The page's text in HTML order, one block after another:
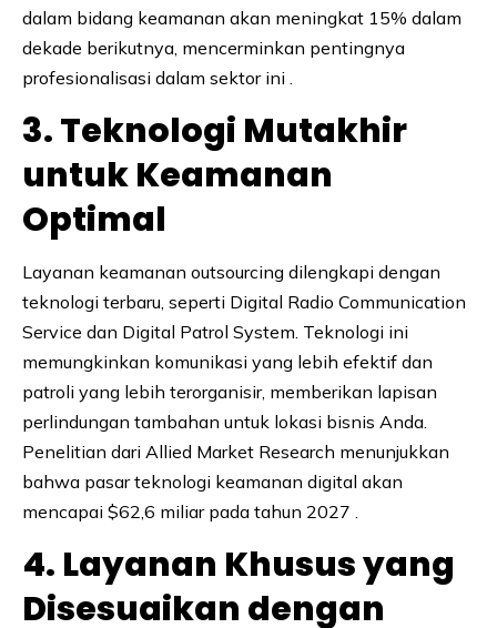
dalam bidang keamanan akan meningkat 15% dalam
dekade berikutnya, mencerminkan pentingnya
profesionalisasi dalam sektor ini .
3. Teknologi Mutakhir
untuk Keamanan
Optimal
Layanan keamanan outsourcing dilengkapi dengan
teknologi terbaru, seperti Digital Radio Communication
Service dan Digital Patrol System. Teknologi ini
memungkinkan komunikasi yang lebih efektif dan
patroli yang lebih terorganisir, memberikan lapisan
perlindungan tambahan untuk lokasi bisnis Anda.
Penelitian dari Allied Market Research menunjukkan
bahwa pasar teknologi keamanan digital akan
mencapai $62,6 miliar pada tahun 2027 .
4. Layanan Khusus yang
Disesuaikan dengan